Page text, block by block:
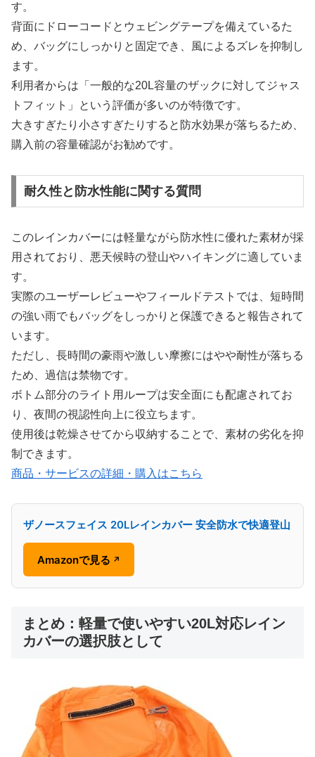
す。
背面にドローコードとウェビングテープを備えているた
め、バッグにしっかりと固定でき、風によるズレを抑制し
ます。
利用者からは「一般的な20L容量のザックに対してジャス
トフィット」という評価が多いのが特徴です。
大きすぎたり小さすぎたりすると防水効果が落ちるため、
購入前の容量確認がお勧めです。
耐久性と防水性能に関する質問
このレインカバーには軽量ながら防水性に優れた素材が採
用されており、悪天候時の登山やハイキングに適していま
す。
実際のユーザーレビューやフィールドテストでは、短時間
の強い雨でもバッグをしっかりと保護できると報告されて
います。
ただし、長時間の豪雨や激しい摩擦にはやや耐性が落ちる
ため、過信は禁物です。
ボトム部分のライト用ループは安全面にも配慮されてお
り、夜間の視認性向上に役立ちます。
使用後は乾燥させてから収納することで、素材の劣化を抑
制できます。
商品・サービスの詳細・購入はこちら
ザノースフェイス 20Lレインカバー 安全防水で快適登山
Amazonで見る ↗
まとめ：軽量で使いやすい20L対応レイン
カバーの選択肢として